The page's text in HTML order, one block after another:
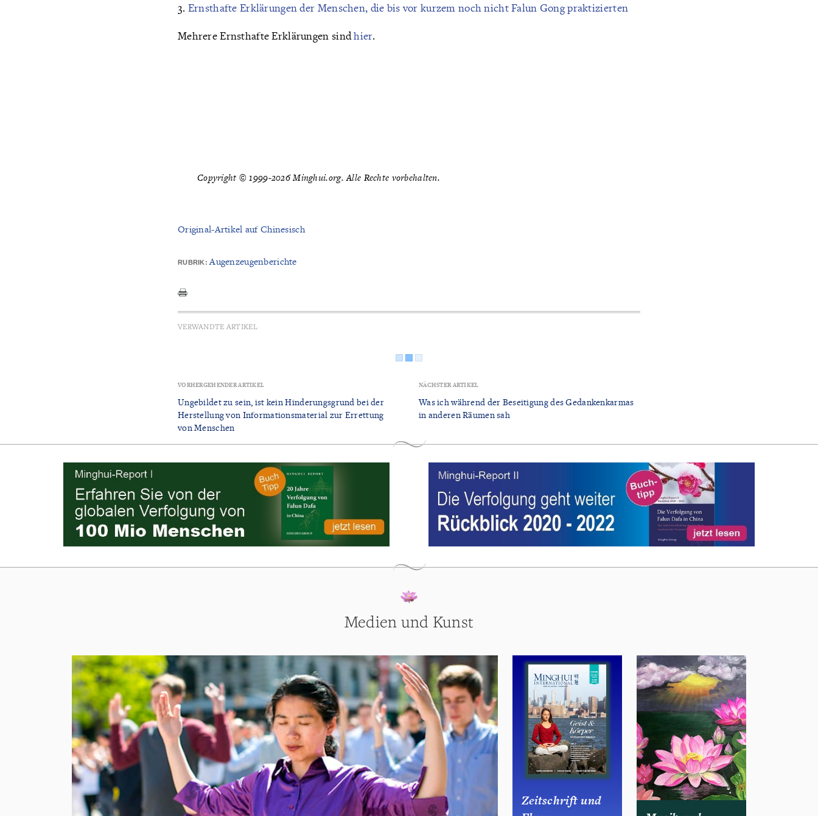
3. Ernsthafte Erklärungen der Menschen, die bis vor kurzem noch nicht Falun Gong praktizierten
Mehrere Ernsthafte Erklärungen sindhier.
Copyright © 1999-2026 Minghui.org. Alle Rechte vorbehalten.
Original-Artikel auf Chinesisch
RUBRIK:Augenzeugenberichte
VERWANDTE ARTIKEL
VORHERGEHENDER ARTIKEL
Ungebildet zu sein, ist kein Hinderungsgrund bei der
Herstellung von Informationsmaterial zur Errettung
von Menschen
NÄCHSTER ARTIKEL
Was ich während der Beseitigung des Gedankenkarmas
in anderen Räumen sah
Medien und Kunst
Zeitschrift und